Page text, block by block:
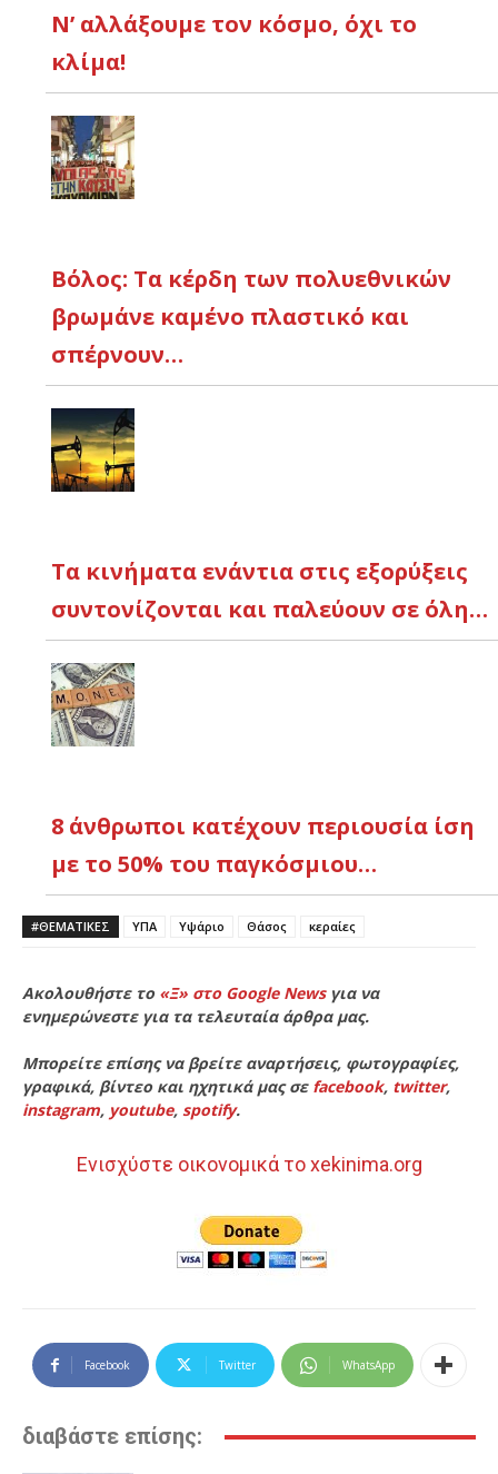
Ν’ αλλάξουμε τον κόσμο, όχι το
κλίμα!
Βόλος: Τα κέρδη των πολυεθνικών
βρωμάνε καμένο πλαστικό και
σπέρνουν…
Τα κινήματα ενάντια στις εξορύξεις
συντονίζονται και παλεύουν σε όλη…
8 άνθρωποι κατέχουν περιουσία ίση
με το 50% του παγκόσμιου…
#ΘΕΜΑΤΙΚΈΣ ΥΠΑ Υψάριο Θάσος κεραίες
Ακολουθήστε το «Ξ» στο Google Newsγια να
ενημερώνεστε για τα τελευταία άρθρα μας.
Μπορείτε επίσης να βρείτε αναρτήσεις, φωτογραφίες,
γραφικά, βίντεο και ηχητικά μας σε facebook, twitter,
instagram, youtube, spotify.
Ενισχύστε οικονομικά το xekinima.org
Facebook Twitter WhatsApp
διαβάστε επίσης: